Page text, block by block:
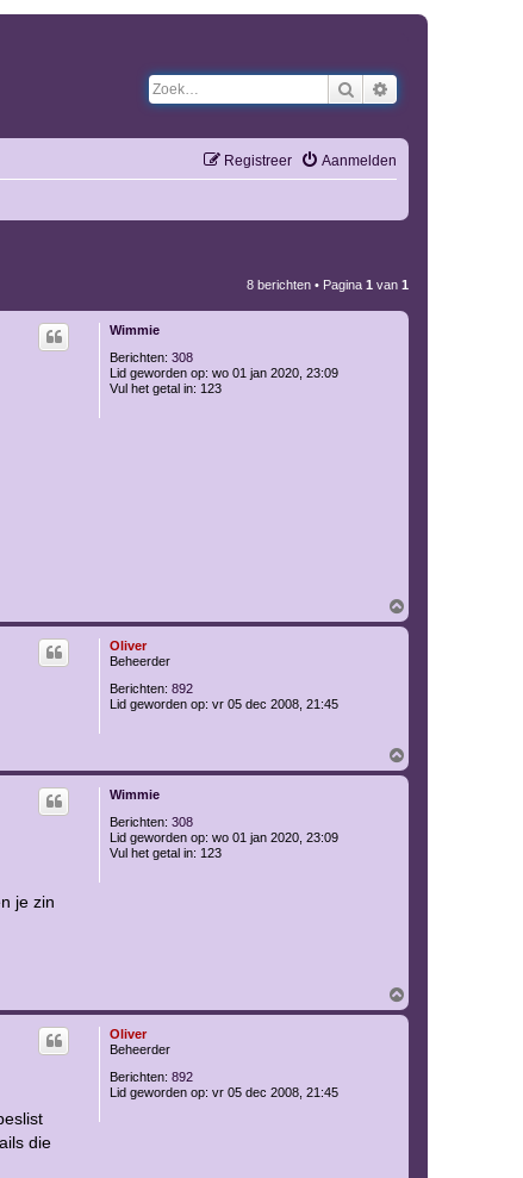
Zoek
Aanmelden
Registreer
8 berichten • Pagina 1 van 1
Wimmie
Berichten: 308
Lid geworden op: wo 01 jan 2020, 23:09
Vul het getal in: 123
m
h
Oliver
Beheerder
Berichten: 892
Lid geworden op: vr 05 dec 2008, 21:45
m
h
Wimmie
Berichten: 308
Lid geworden op: wo 01 jan 2020, 23:09
Vul het getal in: 123
je zin
m
h
Oliver
Beheerder
Berichten: 892
Lid geworden op: vr 05 dec 2008, 21:45
die